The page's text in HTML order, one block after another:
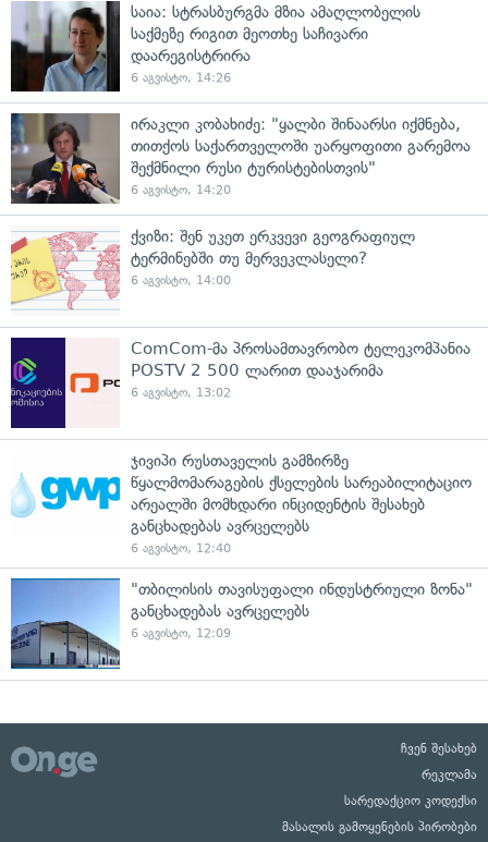
საია: სტრასბურგმა მზია ამაღლობელის
საქმეზე რიგით მეოთხე საჩივარი
დაარეგისტრირა
6 აგვისტო, 14:26
ირაკლი კობახიძე: "ყალბი შინაარსი იქმნება,
თითქოს საქართველოში უარყოფითი გარემოა
შექმნილი რუსი ტურისტებისთვის"
6 აგვისტო, 14:20
ქვიზი: შენ უკეთ ერკვევი გეოგრაფიულ
ტერმინებში თუ მერვეკლასელი?
6 აგვისტო, 14:00
ComCom-მა პროსამთავრობო ტელეკომპანია
POSTV 2 500 ლარით დააჯარიმა
6 აგვისტო, 13:02
ჯივიპი რუსთაველის გამზირზე
წყალმომარაგების ქსელების სარეაბილიტაციო
არეალში მომხდარი ინციდენტის შესახებ
განცხადებას ავრცელებს
6 აგვისტო, 12:40
"თბილისის თავისუფალი ინდუსტრიული ზონა"
განცხადებას ავრცელებს
6 აგვისტო, 12:09
ჩვენ შესახებ
რეკლამა
სარედაქციო კოდექსი
მასალის გამოყენების პირობები